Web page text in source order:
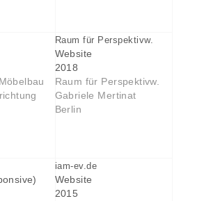
Raum für Perspektivw.
Website
2018
Raum für Perspektivw.
Gabriele Mertinat
Berlin
iam-ev.de
Website
2015